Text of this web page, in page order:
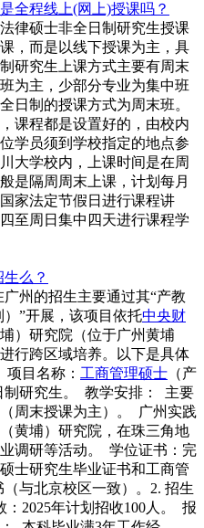
全程线上(网上)授课吗？
律硕士非全日制研究生授课
，而是以线下授课为主，具
研究生上课方式主要有周末
为主，少部分专业为集中班
日制的授课方式为周末班。
课程都是设置好的，由校内
学员须到学校指定的地点参
大学校内，上课时间是在周
是隔周周末上课，计划每月
家法定节假日进行课程讲
至周日集中四天进行课程学
么？
州的招生主要通过其“产教
”开展，该项目依托中央财
）研究院（位于广州黄埔
行跨区域培养。以下是具体
目名称： 工商管理硕士 （产
制研究生。 教学安排： 主要
周末授课为主）。 广州实践
黄埔）研究院，在珠三角地
调研等活动。 学位证书：完
士研究生毕业证书和工商管
与北京校区一致）。2. 招生
2025年计划招收100人。 报